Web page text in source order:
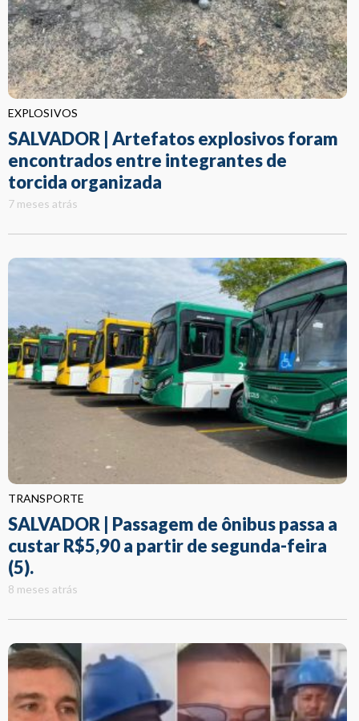
EXPLOSIVOS
SALVADOR | Artefatos explosivos foram
encontrados entre integrantes de
torcida organizada
7 meses atrás
TRANSPORTE
SALVADOR | Passagem de ônibus passa a
custar R$5,90 a partir de segunda-feira
(5).
8 meses atrás